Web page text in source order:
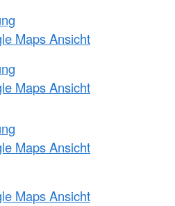
Maps Ansicht
Maps Ansicht
Maps Ansicht
Maps Ansicht